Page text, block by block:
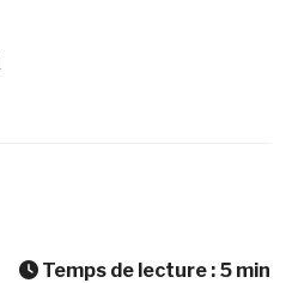
Temps de lecture : 5 min